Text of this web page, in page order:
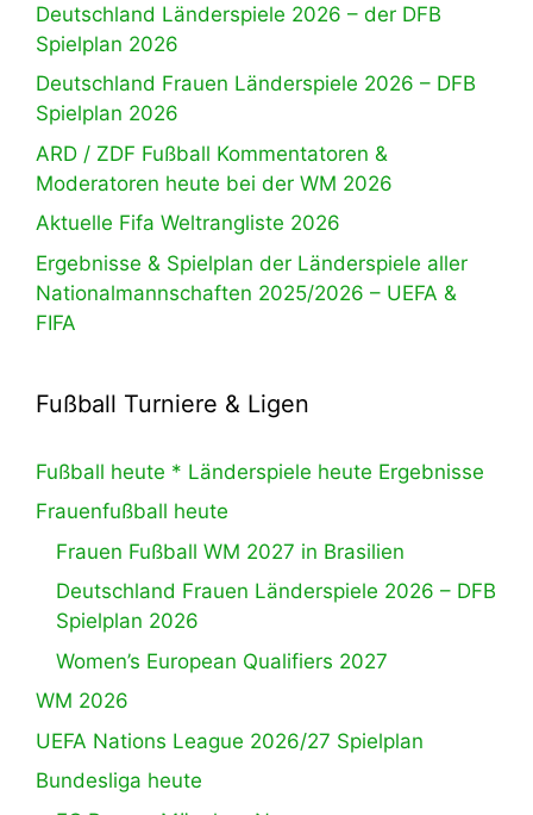
Deutschland Länderspiele 2026 – der DFB
Spielplan 2026
Deutschland Frauen Länderspiele 2026 – DFB
Spielplan 2026
ARD / ZDF Fußball Kommentatoren &
Moderatoren heute bei der WM 2026
Aktuelle Fifa Weltrangliste 2026
Ergebnisse & Spielplan der Länderspiele aller
Nationalmannschaften 2025/2026 – UEFA &
FIFA
Fußball Turniere & Ligen
Fußball heute * Länderspiele heute Ergebnisse
Frauenfußball heute
Frauen Fußball WM 2027 in Brasilien
Deutschland Frauen Länderspiele 2026 – DFB
Spielplan 2026
Women’s European Qualifiers 2027
WM 2026
UEFA Nations League 2026/27 Spielplan
Bundesliga heute